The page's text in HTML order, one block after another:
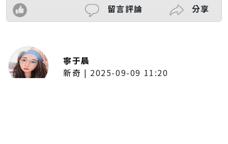
留言評論
分享
寧于晨
新奇 | 2025-09-09 11:20